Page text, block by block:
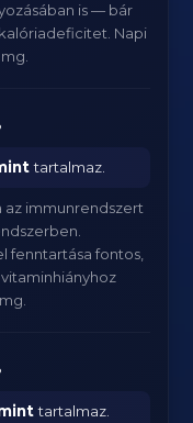
is — bár
Napi
tartalmaz.
az immunrendszert
fenntartása fontos,
tartalmaz.